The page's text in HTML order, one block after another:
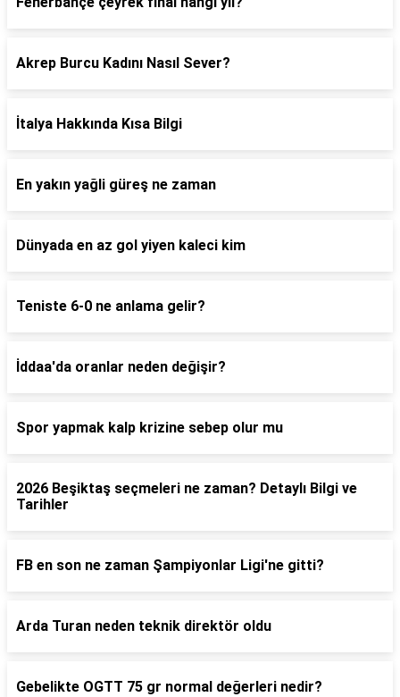
Akrep Burcu Kadını Nasıl Sever?
İtalya Hakkında Kısa Bilgi
En yakın yağli güreş ne zaman
Dünyada en az gol yiyen kaleci kim
Teniste 6-0 ne anlama gelir?
İddaa'da oranlar neden değişir?
Spor yapmak kalp krizine sebep olur mu
2026 Beşiktaş seçmeleri ne zaman? Detaylı Bilgi ve
Tarihler
FB en son ne zaman Şampiyonlar Ligi'ne gitti?
Arda Turan neden teknik direktör oldu
Gebelikte OGTT 75 gr normal değerleri nedir?